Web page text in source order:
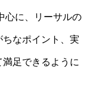
心に、リーサルの
なポイント、実
足できるように